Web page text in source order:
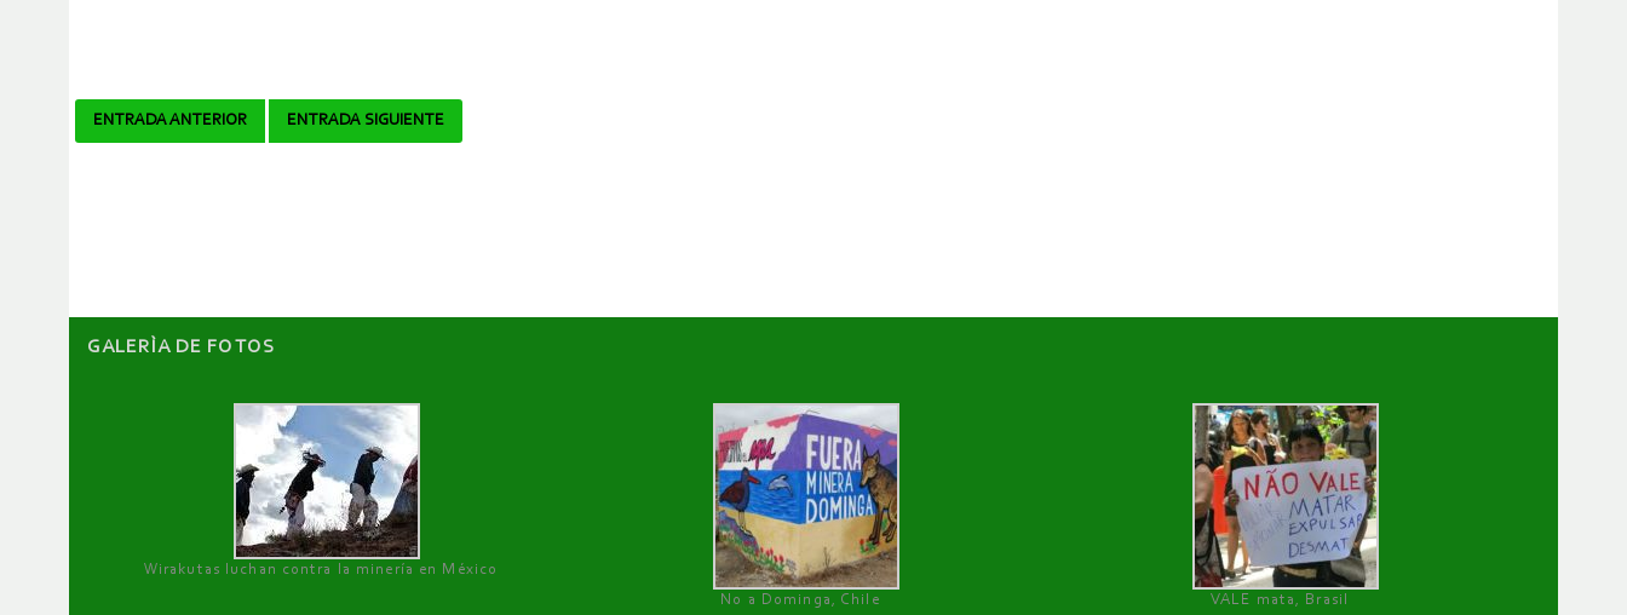
Navegador
ENTRADA ANTERIOR ENTRADA SIGUIENTE
GALERÌA DE FOTOS
Wirakutas luchan contra la minería en México
No a Dominga, Chile
VALE mata, Brasil